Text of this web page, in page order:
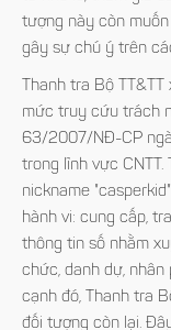
tượng này còn
gây sự chú ý trên
Thanh tra Bộ
mức truy cứu trách
63/2007/NĐ-CP
trong lĩnh vực
nickname
hành vi: cung cấp,
thông tin số nhằm
chức, danh dự, nhân
cạnh đó, Thanh tra
đối tượng còn lại.